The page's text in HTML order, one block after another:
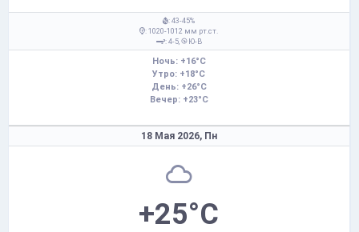
: 43-45%
: 1020-1012 мм рт.ст.
: 4-5,
Ю-В
Ночь: +16°C
Утро: +18°C
День: +26°C
Вечер: +23°C
18 Мая 2026, Пн
+25°C